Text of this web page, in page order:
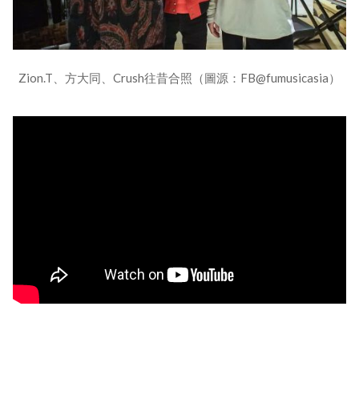
Zion.T、方大同、Crush往昔合照（圖源：FB@fumusicasia）